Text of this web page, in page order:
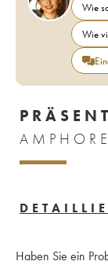
Wie
Wie
Haben Sie ein